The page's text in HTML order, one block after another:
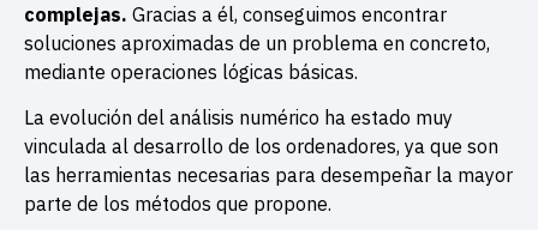
complejas. Gracias a él, conseguimos encontrar
soluciones aproximadas de un problema en concreto,
mediante operaciones lógicas básicas.
La evolución del análisis numérico ha estado muy
vinculada al desarrollo de los ordenadores, ya que son
las herramientas necesarias para desempeñar la mayor
parte de los métodos que propone.